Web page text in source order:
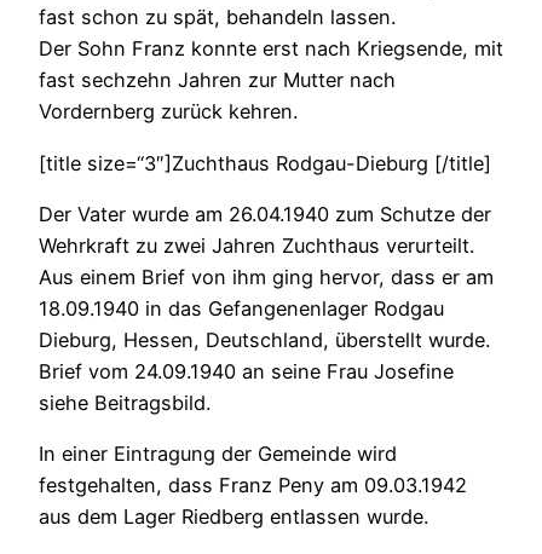
fast schon zu spät, behandeln lassen.
Der Sohn Franz konnte erst nach Kriegsende, mit
fast sechzehn Jahren zur Mutter nach
Vordernberg zurück kehren.
[title size=“3″]Zuchthaus Rodgau-Dieburg [/title]
Der Vater wurde am 26.04.1940 zum Schutze der
Wehrkraft zu zwei Jahren Zuchthaus verurteilt.
Aus einem Brief von ihm ging hervor, dass er am
18.09.1940 in das Gefangenenlager Rodgau
Dieburg, Hessen, Deutschland, überstellt wurde.
Brief vom 24.09.1940 an seine Frau Josefine
siehe Beitragsbild.
In einer Eintragung der Gemeinde wird
festgehalten, dass Franz Peny am 09.03.1942
aus dem Lager Riedberg entlassen wurde.